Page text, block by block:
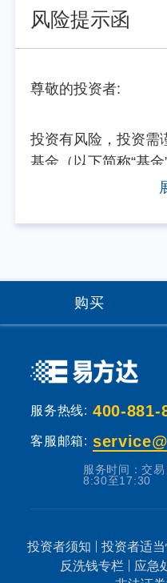
风险提示函
尊敬的投资者:
投资有风险，投资需
基金（以下简称“基金
其主要功能是分散投
提供固定收益预期的
险承受能力和基金的
金风险特征的表述与
险评级可能不一致，
产品资料概要等产品
根据自身的投资目的
资产状况等因素充分
购买
服务热线: 400-881-
客服邮箱:
服务时间：交
8:30至17:30
投资者须知 投资者适当
反洗钱专栏
应急